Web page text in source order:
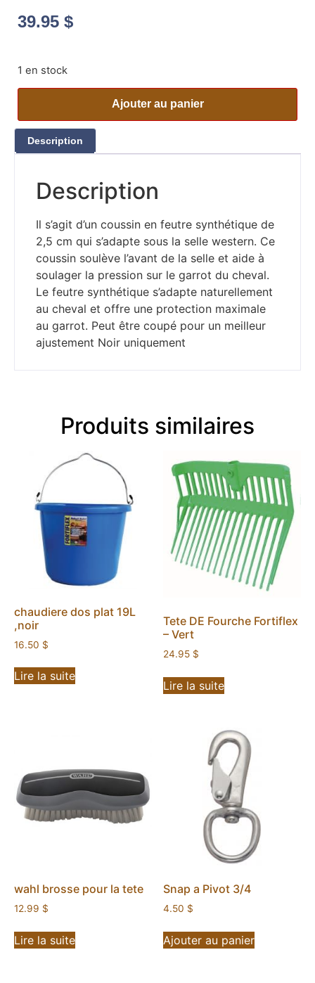
39.95 $
1 en stock
Ajouter au panier
Description
Description
Il s’agit d’un coussin en feutre synthétique de
2,5 cm qui s’adapte sous la selle western. Ce
coussin soulève l’avant de la selle et aide à
soulager la pression sur le garrot du cheval.
Le feutre synthétique s’adapte naturellement
au cheval et offre une protection maximale
au garrot. Peut être coupé pour un meilleur
ajustement Noir uniquement
Produits similaires
chaudiere dos plat 19L
,noir
16.50 $
Lire la suite
Tete DE Fourche Fortiflex
– Vert
24.95 $
Lire la suite
wahl brosse pour la tete
12.99 $
Lire la suite
Snap a Pivot 3/4
4.50 $
Ajouter au panier